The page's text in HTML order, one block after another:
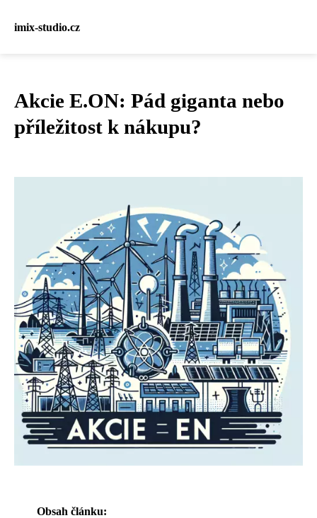
imix-studio.cz
Akcie E.ON: Pád giganta nebo
příležitost k nákupu?
Obsah článku: